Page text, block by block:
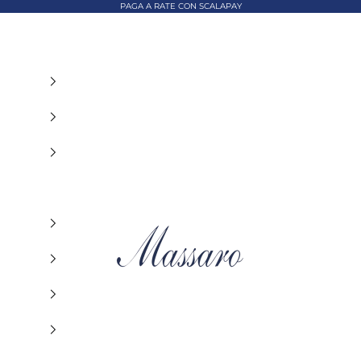
PAGA A RATE CON SCALAPAY
MASSARO ABBIGLIAMENTO